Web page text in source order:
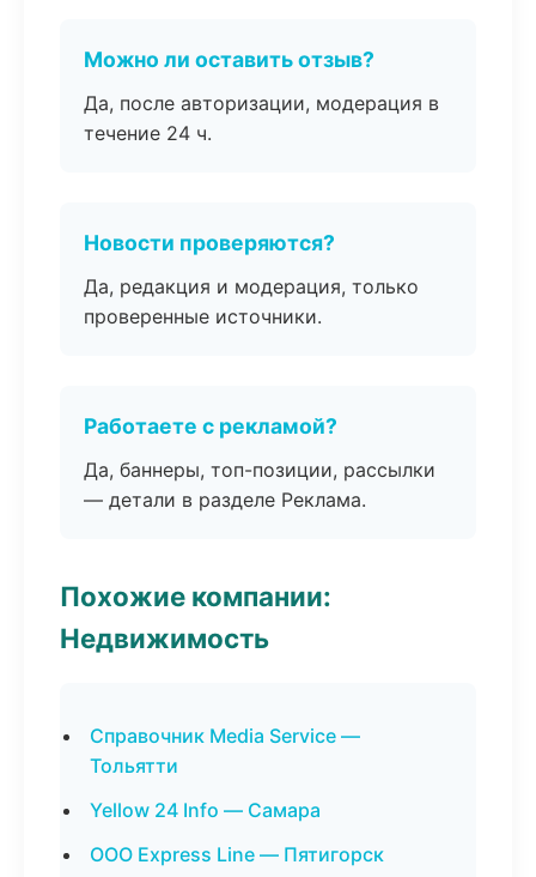
Можно ли оставить отзыв?
Да, после авторизации, модерация в
течение 24 ч.
Новости проверяются?
Да, редакция и модерация, только
проверенные источники.
Работаете с рекламой?
Да, баннеры, топ-позиции, рассылки
— детали в разделе Реклама.
Похожие компании:
Недвижимость
Справочник Media Service —
Тольятти
Yellow 24 Info — Самара
ООО Express Line — Пятигорск